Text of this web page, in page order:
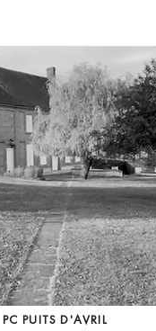
PC PUITS D'AVRIL